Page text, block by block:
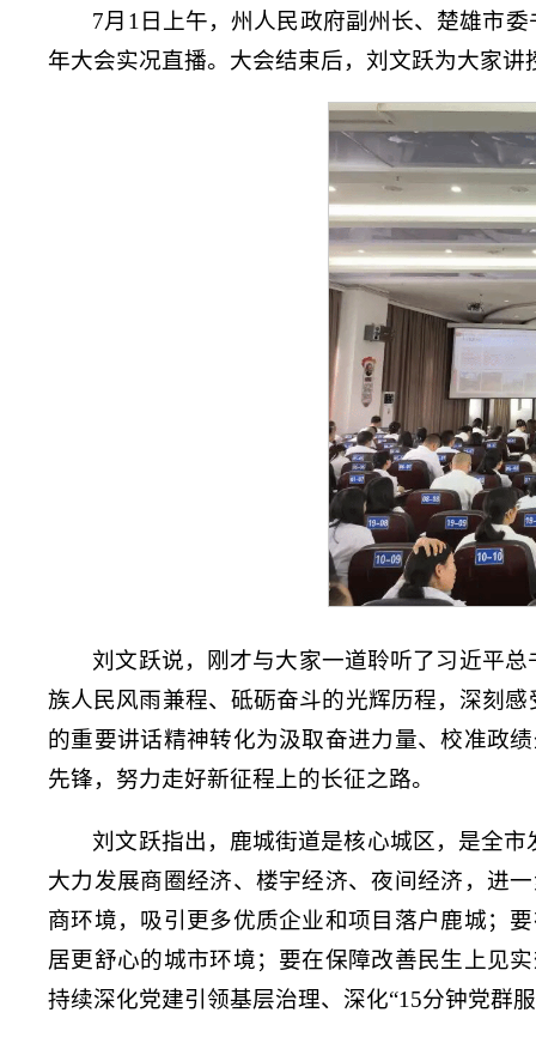
7月1日上午，州人民政府副州长、楚雄市
年大会实况直播。大会结束后，刘文跃为大家讲
刘文跃说，刚才与大家一道聆听了习近平
族人民风雨兼程、砥砺奋斗的光辉历程，深刻
的重要讲话精神转化为汲取奋进力量、校准政
先锋，努力走好新征程上的长征之路。
刘文跃指出，鹿城街道是核心城区，是全
大力发展商圈经济、楼宇经济、夜间经济，进
商环境，吸引更多优质企业和项目落户鹿城；
居更舒心的城市环境；要在保障改善民生上见
持续深化党建引领基层治理、深化“15分钟党群